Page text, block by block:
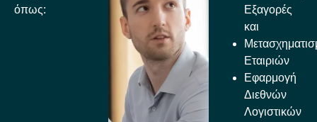
όπως:
Εξαγορές
και
Εταιριών
Εφαρμογή
Διεθνών
Λογιστικών